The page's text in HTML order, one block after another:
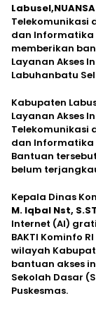
Telekomunikasi
dan Informatika
memberikan
Layanan Akses
Labuhanbatu
Kabupaten
Layanan Akses
Telekomunikasi
dan Informatika
Bantuan
belum
Kepala Dinas
M. Iqbal Nst,
Internet (Al)
BAKTI Kominfo
wilayah
bantuan akses
Sekolah Dasar
Puskesmas.